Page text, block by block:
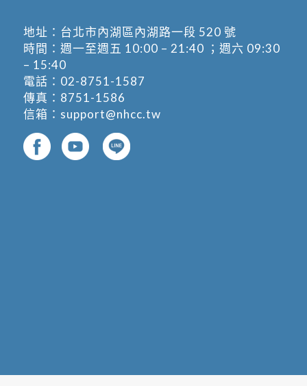
地址： 台北市內湖區內湖路一段 520 號
時間：週一至週五 10:00 – 21:40 ；週六 09:30
– 15:40
電話： 02-8751-1587
傳真：8751-1586
信箱： support@nhcc.tw